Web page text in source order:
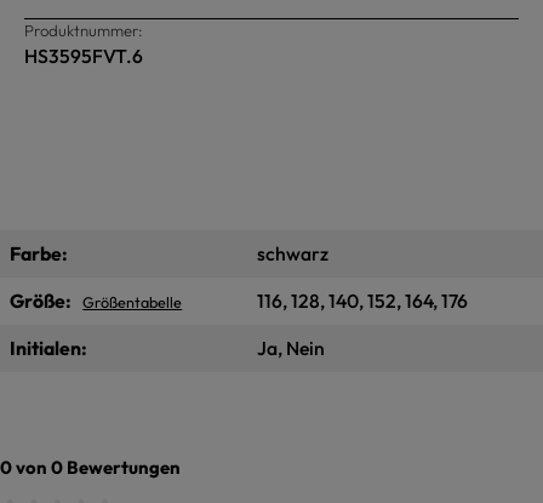
Produktnummer:
HS3595FVT.6
Farbe:
schwarz
Größe:
Größentabelle
116, 128, 140, 152, 164, 176
Initialen:
Ja, Nein
0 von 0 Bewertungen